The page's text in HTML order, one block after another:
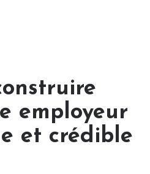
employeur
et crédible